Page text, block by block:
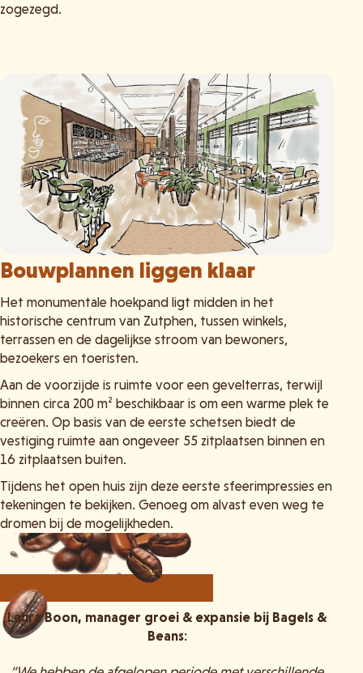
zogezegd.
Bouwplannen liggen klaar
Het monumentale hoekpand ligt midden in het
historische centrum van Zutphen, tussen winkels,
terrassen en de dagelijkse stroom van bewoners,
bezoekers en toeristen.
Aan de voorzijde is ruimte voor een gevelterras, terwijl
binnen circa 200 m² beschikbaar is om een warme plek te
creëren. Op basis van de eerste schetsen biedt de
vestiging ruimte aan ongeveer 55 zitplaatsen binnen en
16 zitplaatsen buiten.
Tijdens het open huis zijn deze eerste sfeerimpressies en
tekeningen te bekijken. Genoeg om alvast even weg te
dromen bij de mogelijkheden.
Laura Boon, manager groei & expansie bij Bagels &
Beans: